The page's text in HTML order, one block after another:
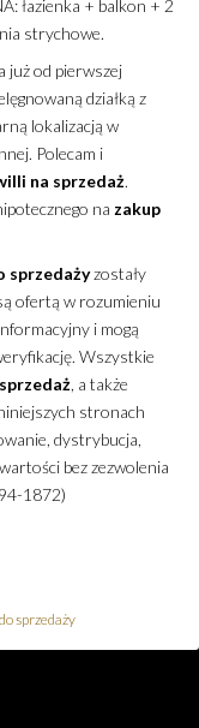
łazienka + balkon + 2
strychowe.
już od pierwszej
działką z
lokalizacją w
Polecam i
na sprzedaż.
na zakup
sprzedażyzostały
ofertą w rozumieniu
i mogą
Wszystkie
, a także
stronach
dystrybucja,
bez zezwolenia
1872)
sprzedaży